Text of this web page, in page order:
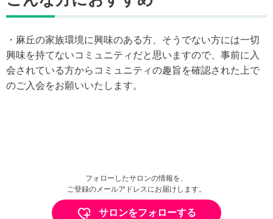
・麻丘の家族環境に興味のある方、そうでない方には一切
興味を持てないコミュニティだと思いますので、事前に入
会されている方からコミュニティの趣旨を確認された上で
のご入会をお願いいたします。
フォローしたサロンの情報を、
ご登録のメールアドレスにお届けします。
サロンをフォローする